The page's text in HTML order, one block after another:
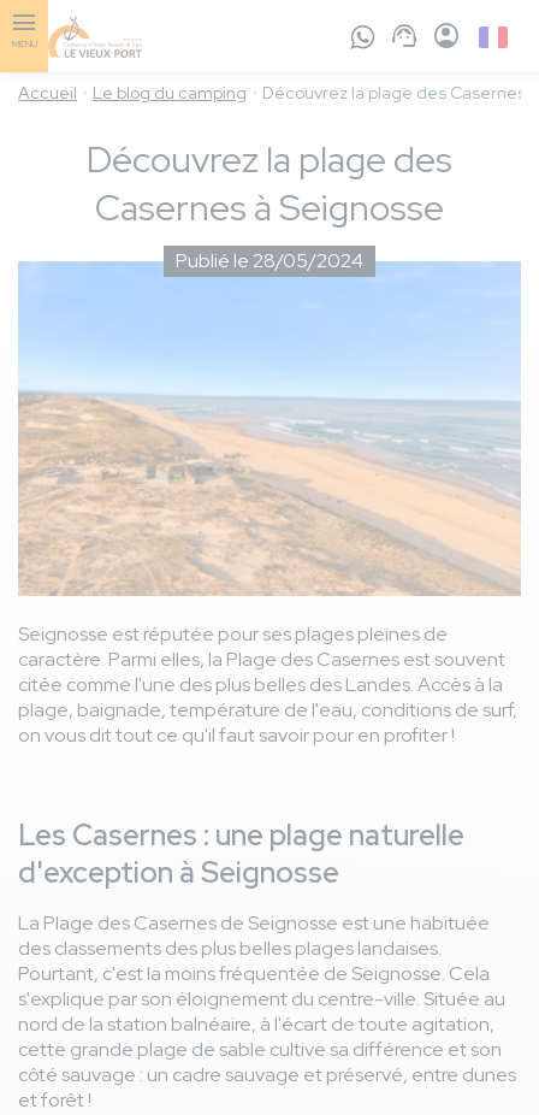
Aller
au
contenu
principal
MENU
Accueil Le blog du camping Découvrez la plage des Casernes
Découvrez la plage des
Casernes à Seignosse
Publié le 28/05/2024
Seignosse est réputée pour ses plages pleines de
caractère. Parmi elles, la Plage des Casernes est souvent
citée comme l'une des plus belles des Landes. Accès à la
plage, baignade, température de l'eau, conditions de surf,
on vous dit tout ce qu'il faut savoir pour en profiter !
Les Casernes : une plage naturelle
d'exception à Seignosse
La Plage des Casernes de Seignosse est une habituée
des classements des plus belles plages landaises.
Pourtant, c'est la moins fréquentée de Seignosse. Cela
s'explique par son éloignement du centre-ville. Située au
nord de la station balnéaire, à l'écart de toute agitation,
cette grande plage de sable cultive sa différence et son
côté sauvage : un cadre sauvage et préservé, entre dunes
et forêt !